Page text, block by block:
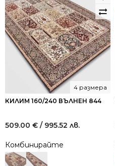
КИЛИМ 160/240 ВЪЛНЕН 844
4 размера
509.00 € / 995.52 лв.
Комбинирайте